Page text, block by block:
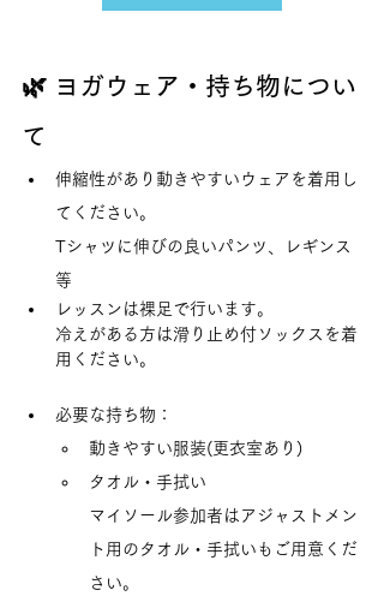
🌿 ヨガウェア・持ち物につい
て
伸縮性があり動きやすいウェアを着用し
てください。
Tシャツに伸びの良いパンツ、レギンス
等
レッスンは裸足で行います。
冷えがある方は滑り止め付ソックスを着
用ください。
必要な持ち物：
動きやすい服装(更衣室あり)
タオル・手拭い
マイソール参加者はアジャストメン
ト用のタオル・手拭いもご用意くだ
さい。